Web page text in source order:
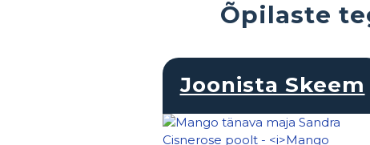
Õpilaste
Joonista Skeem